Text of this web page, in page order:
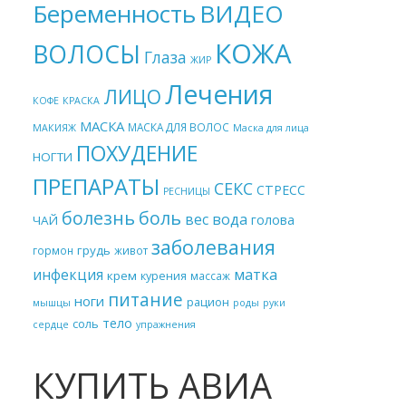
Беременность ВИДЕО
ВОЛОСЫ Глаза ЖИР КОЖА
КОФЕ КРАСКА ЛИЦОЛечения
МАКИЯЖ МАСКА МАСКА ДЛЯ ВОЛОС Маска для лица
НОГТИ ПОХУДЕНИЕ
ПРЕПАРАТЫ РЕСНИЦЫ СЕКС СТРЕСС
ЧАЙ болезнь боль вес вода голова
гормон грудь живот заболевания
инфекция крем курения массаж матка
мышцы ноги питание рацион роды руки
сердце соль тело упражнения
КУПИТЬ АВИА